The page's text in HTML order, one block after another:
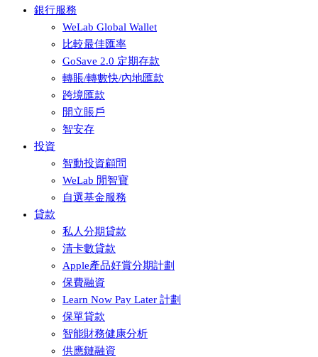
銀行服務
WeLab Global Wallet
比較最佳匯率
GoSave 2.0 定期存款
轉賬/轉數快/內地匯款
跨境匯款
開立賬戶
智安存
投資
智動投資顧問
WeLab 閒智寶
自選基金服務
貸款
私人分期貸款
清卡數貸款
Apple產品好賞分期計劃
保費融資
Learn Now Pay Later 計劃
保單貸款
智能財務健康分析
供應鏈融資